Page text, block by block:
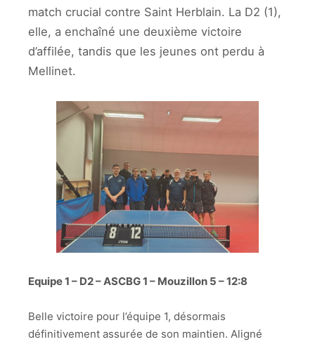
match crucial contre Saint Herblain. La D2 (1),
elle, a enchaîné une deuxième victoire
d’affilée, tandis que les jeunes ont perdu à
Mellinet.
Equipe 1 – D2 – ASCBG 1 – Mouzillon 5 – 12:8
Belle victoire pour l’équipe 1, désormais
définitivement assurée de son maintien. Aligné